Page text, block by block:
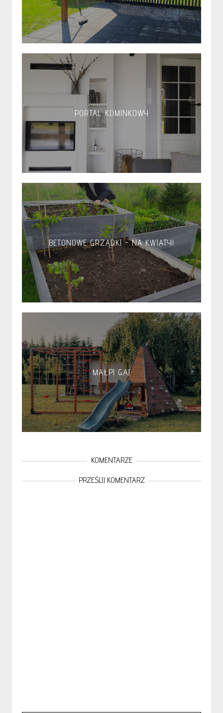
PORTAL KOMINKOWY
BETONOWE GRZĄDKI - NA KWIATY!
MAŁPI GAJ
KOMENTARZE
PRZEŚLIJ KOMENTARZ